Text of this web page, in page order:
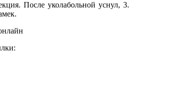
После уколабольной уснул, 3.